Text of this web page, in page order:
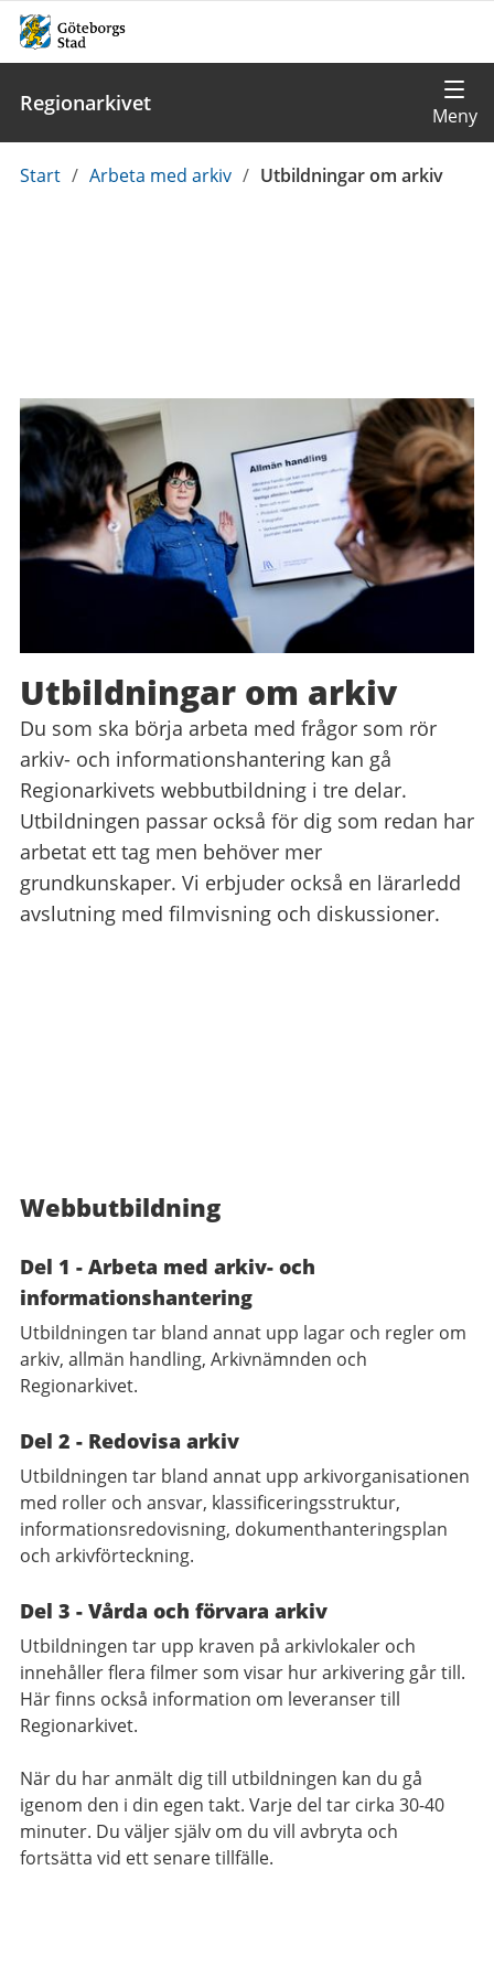
Regionarkivet
Du
Start / Arbeta med arkiv / Utbildningar om arkiv
Utbildningar om arkiv
Du som ska börja arbeta med frågor som rör
arkiv- och informationshantering kan gå
Regionarkivets webbutbildning i tre delar.
Utbildningen passar också för dig som redan har
arbetat ett tag men behöver mer
grundkunskaper. Vi erbjuder också en lärarledd
avslutning med filmvisning och diskussioner.
Webbutbildning
Del 1 - Arbeta med arkiv- och
informationshantering
Utbildningen tar bland annat upp lagar och regler om
arkiv, allmän handling, Arkivnämnden och
Regionarkivet.
Del 2 - Redovisa arkiv
Utbildningen tar bland annat upp arkivorganisationen
med roller och ansvar, klassificeringsstruktur,
informationsredovisning, dokumenthanteringsplan
och arkivförteckning.
Del 3 - Vårda och förvara arkiv
Utbildningen tar upp kraven på arkivlokaler och
innehåller flera filmer som visar hur arkivering går till.
Här finns också information om leveranser till
Regionarkivet.
När du har anmält dig till utbildningen kan du gå
igenom den i din egen takt. Varje del tar cirka 30-40
minuter. Du väljer själv om du vill avbryta och
fortsätta vid ett senare tillfälle.